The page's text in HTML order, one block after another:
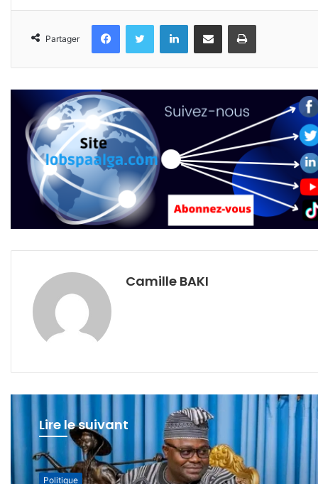
Partager
FacebookTwitter LinkedinPartager par email Imprimer
Camille BAKI
Lire le suivant